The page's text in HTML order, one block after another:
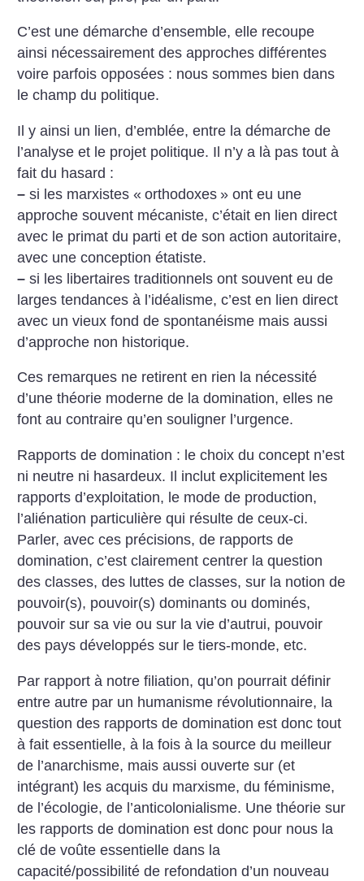
C’est une démarche d’ensemble, elle recoupe
ainsi nécessairement des approches différentes
voire parfois opposées : nous sommes bien dans
le champ du politique.
Il y ainsi un lien, d’emblée, entre la démarche de
l’analyse et le projet politique. Il n’y a là pas tout à
fait du hasard :
– si les marxistes « orthodoxes » ont eu une
approche souvent mécaniste, c’était en lien direct
avec le primat du parti et de son action autoritaire,
avec une conception étatiste.
– si les libertaires traditionnels ont souvent eu de
larges tendances à l’idéalisme, c’est en lien direct
avec un vieux fond de spontanéisme mais aussi
d’approche non historique.
Ces remarques ne retirent en rien la nécessité
d’une théorie moderne de la domination, elles ne
font au contraire qu’en souligner l’urgence.
Rapports de domination : le choix du concept n’est
ni neutre ni hasardeux. Il inclut explicitement les
rapports d’exploitation, le mode de production,
l’aliénation particulière qui résulte de ceux-ci.
Parler, avec ces précisions, de rapports de
domination, c’est clairement centrer la question
des classes, des luttes de classes, sur la notion de
pouvoir(s), pouvoir(s) dominants ou dominés,
pouvoir sur sa vie ou sur la vie d’autrui, pouvoir
des pays développés sur le tiers-monde, etc.
Par rapport à notre filiation, qu’on pourrait définir
entre autre par un humanisme révolutionnaire, la
question des rapports de domination est donc tout
à fait essentielle, à la fois à la source du meilleur
de l’anarchisme, mais aussi ouverte sur (et
intégrant) les acquis du marxisme, du féminisme,
de l’écologie, de l’anticolonialisme. Une théorie sur
les rapports de domination est donc pour nous la
clé de voûte essentielle dans la
capacité/possibilité de refondation d’un nouveau